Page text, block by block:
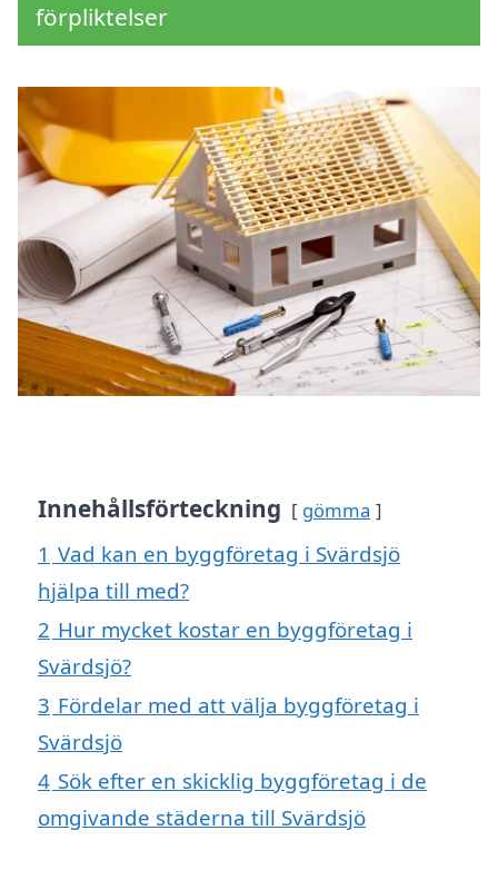
förpliktelser
Innehållsförteckning gömma
1 Vad kan en byggföretag i Svärdsjö
hjälpa till med?
2 Hur mycket kostar en byggföretag i
Svärdsjö?
3 Fördelar med att välja byggföretag i
Svärdsjö
4 Sök efter en skicklig byggföretag i de
omgivande städerna till Svärdsjö